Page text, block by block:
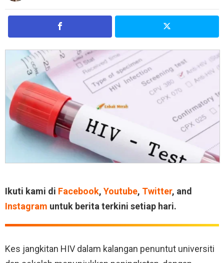
Ikuti kami di Facebook, Youtube, Twitter, and
Instagram untuk berita terkini setiap hari.
Kes jangkitan HIV dalam kalangan penuntut universiti